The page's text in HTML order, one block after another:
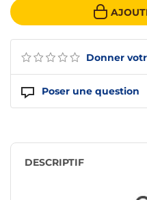
Donner
Poser une question
DESCRIPTIF